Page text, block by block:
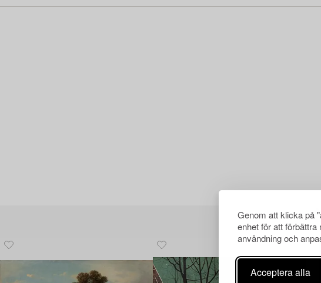
Genom att klicka på
enhet för att
användning och
Acceptera alla